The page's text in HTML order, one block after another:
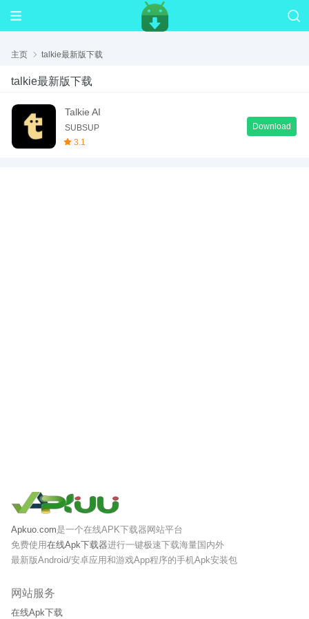
主页 talkie最新版下载
talkie最新版下载
Talkie AI
SUBSUP
3.1
Download
Apkuo.com是一个在线APK下载器网站平台
免费使用在线Apk下载器进行一键极速下载海量国内外
最新版Android/安卓应用和游戏App程序的手机Apk安装包
网站服务
在线Apk下载